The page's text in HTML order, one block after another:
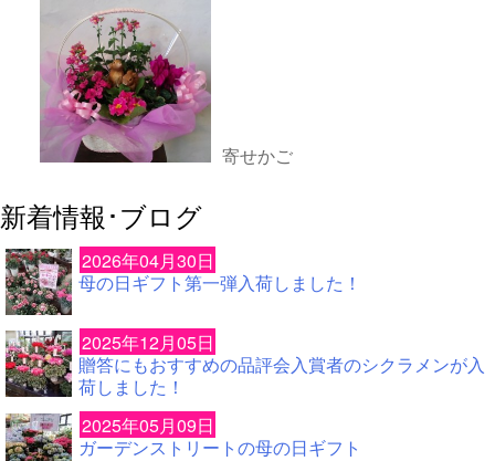
寄せかご
新着情報･ブログ
2026年04月30日
母の日ギフト第一弾入荷しました！
2025年12月05日
贈答にもおすすめの品評会入賞者のシクラメンが入
荷しました！
2025年05月09日
ガーデンストリートの母の日ギフト